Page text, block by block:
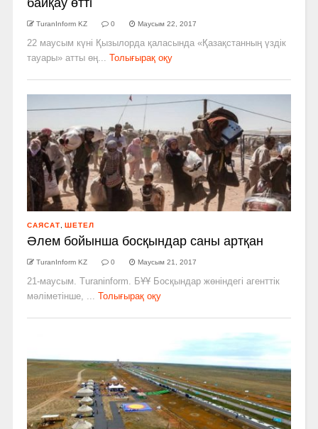
TuranInform KZ 0 Маусым 22, 2017
22 маусым күні Қызылорда қаласында «Қазақстанның үздік
тауары» атты өң...
Толығырақ оқу
САЯСАТ ШЕТЕЛ
Әлем бойынша босқындар саны артқан
TuranInform KZ 0 Маусым 21, 2017
21-маусым. Turaninform. БҰҰ Босқындар жөніндегі агенттік
мәліметінше, ...
Толығырақ оқу